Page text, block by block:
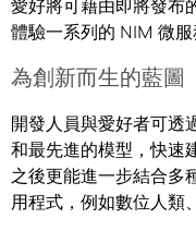
愛好將可藉由即將發布
體驗一系列的 NIM 微服
為創新而生的藍圖
開發人員與愛好者可透
和最先進的模型，快速
之後更能進一步結合多
用程式，例如數位人類